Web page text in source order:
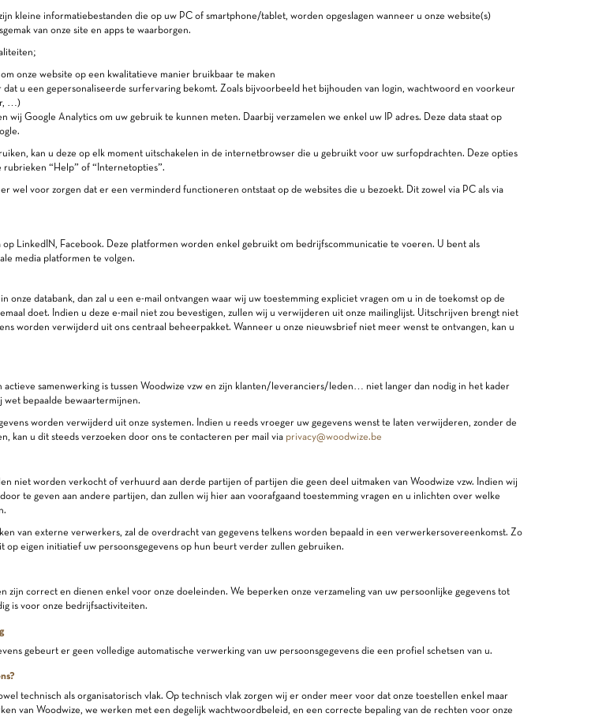
kleine informatiebestanden die op uw PC of smartphone/tablet, worden opgeslagen wanneer u onze website(s)
van onze site en apps te waarborgen.
onze website op een kwalitatieve manier bruikbaar te maken
u een gepersonaliseerde surfervaring bekomt. Zoals bijvoorbeeld het bijhouden van login, wachtwoord en voorkeur
…)
wij Google Analytics om uw gebruik te kunnen meten. Daarbij verzamelen we enkel uw IP adres. Deze data staat op
kan u deze op elk moment uitschakelen in de internetbrowser die u gebruikt voor uw surfopdrachten. Deze opties
“Help” of “Internetopties”.
wel voor zorgen dat er een verminderd functioneren ontstaat op de websites die u bezoekt. Dit zowel via PC als via
LinkedIN, Facebook. Deze platformen worden enkel gebruikt om bedrijfscommunicatie te voeren. U bent als
media platformen te volgen.
onze databank, dan zal u een e-mail ontvangen waar wij uw toestemming expliciet vragen om u in de toekomst op de
doet. Indien u deze e-mail niet zou bevestigen, zullen wij u verwijderen uit onze mailinglijst. Uitschrijven brengt niet
worden verwijderd uit ons centraal beheerpakket. Wanneer u onze nieuwsbrief niet meer wenst te ontvangen, kan u
actieve samenwerking is tussen Woodwize vzw en zijn klanten/leveranciers/leden… niet langer dan nodig in het kader
wet bepaalde bewaartermijnen.
worden verwijderd uit onze systemen. Indien u reeds vroeger uw gegevens wenst te laten verwijderen, zonder de
kan u dit steeds verzoeken door ons te contacteren per mail via privacy@woodwize.be
niet worden verkocht of verhuurd aan derde partijen of partijen die geen deel uitmaken van Woodwize vzw. Indien wij
te geven aan andere partijen, dan zullen wij hier aan voorafgaand toestemming vragen en u inlichten over welke
van externe verwerkers, zal de overdracht van gegevens telkens worden bepaald in een verwerkersovereenkomst. Zo
op eigen initiatief uw persoonsgegevens op hun beurt verder zullen gebruiken.
zijn correct en dienen enkel voor onze doeleinden. We beperken onze verzameling van uw persoonlijke gegevens tot
is voor onze bedrijfsactiviteiten.
gebeurt er geen volledige automatische verwerking van uw persoonsgegevens die een profiel schetsen van u.
technisch als organisatorisch vlak. Op technisch vlak zorgen wij er onder meer voor dat onze toestellen enkel maar
van Woodwize, we werken met een degelijk wachtwoordbeleid, en een correcte bepaling van de rechten voor onze